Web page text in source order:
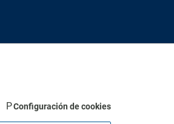
Configuración de cookies